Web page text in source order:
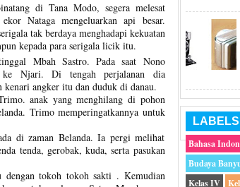
di Tana Modo, segera melesat
Nataga mengeluarkan api besar.
tak berdaya menghadapi kekuatan
kepada para serigala licik itu.
Mbah Sastro. Pada saat Nono
ke Njari. Di tengah perjalanan dia
kenari angker itu dan duduk di danau.
anak yang menghilang di pohon
Trimo memperingatkannya untuk
di zaman Belanda. Ia pergi melihat
tenda, gerobak, kuda, serta pasukan
dengan tokoh tokoh sakti . Kemudian
LABELS
Bahasa
Budaya
Kelas IV